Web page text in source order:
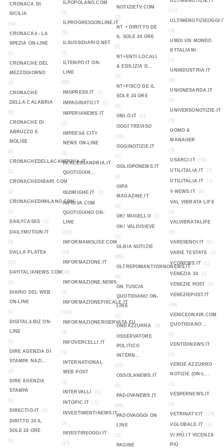
CRONACA DI
SICILIA
(14)
CRONACA4 - LA
SPEZIA ON-LINE
(1)
CRONACHE DEL
MEZZOGIORNO
(2)
CRONACHE
DELLA CALABRIA
(5)
CRONACHE DI
ABRUZZO E
MOLISE
(4)
CRONACHEDELLACAMPANIA.IT
(1)
CRONACHEDIBARI.COM
(2)
CRONACHEDIMILANO.COM
(1)
DAILYCASES
(1)
DAILYMOTION.IT
(3)
DALLA PLATEA
(10)
DAYITALIANEWS.COM
(1)
DIARIO DEL WEB
ON-LINE
(1)
DIGITAL4.BIZ ON-
LINE
(1)
DIRE AGENZIA DI
STAMPA NAZI...
(2)
DIRE AGENZIA
STAMPA
(1)
DIRECTIO.IT
(1)
DIRITTO 24 IL
SOLE 24 ORE
(1)
ILPOPOLANO.COM
(3)
ILPROGRESSONLINE.IT
(5)
ILSUSSIDIARIO.NET
(2)
ILTEMPO.IT ON-
LINE
(88)
IMGPRESS.IT
(1)
IMPAGINATO.IT (1)
IMPERIANEWS.IT
(1)
IMPRESA CITY
NEWS ON-LINE
(1)
IN.ALESSANDRIA.IT
QUOTIDIAN...
(1)
IN20RIGHE.IT
(2)
INFOIVA.COM
QUOTIDIANO ON-
LINE
(231)
INFORMAMOLISE.COM
(10)
INFORMAZIONE.IT
(24)
INFORMAZIONE.NEWS
(1)
INFORMAZIONEFISCALE.IT
(131)
INFORMAZIONERISERVATA.EU
(3)
INFOVERCELLI.IT
(1)
INTERNATIONAL
WEB POST
(1)
INTERVALLI
(1)
INTOPIC.IT (1)
INVESTIMENTINEWS.IT
(3)
INVESTIREOGGI.IT
(17)
NOTIZIETV.COM
(2)
NT + DIRITTO DE
IL SOLE 24 ORE
(2)
NT+ENTI LOCALI
& EDILIZIA D...
(3)
NT+FISCO DE IL
SOLE 24 ORE
(4)
OBLO.IT
(1)
OGGI TREVISO
(18)
OGGINOTIZIE.IT
(1)
OGLIOPONEWS.IT
(4)
OIPA
MAGAZINE.IT
(2)
OK! MUGELLO
(1)
OK! VALDISIEVE
(1)
OLBIA NOTIZIE
(88)
OLTREPOMANTOVANONEWS.IT
(8)
ON TUSCIA
QUOTIDIANO ON-
LINE
(1)
ONDAZZURRA
(3)
OSSERVATORE
POLITICO
INTERN...
(52)
OSSOLANEWS.IT
(5)
PADOVANEWS.IT
(68)
PADOVAOGGI ON
LINE
(1)
PAGINE
(11)
(3)
UMDI UN MONDO
D'ITALIANI
(7)
UNINDUSTRIA.IT
(8)
UNIONESARDA.IT
(4)
UNIVERSONOTIZIE.IT
(5)
UOMO &
MANAGER
(3)
USARCI.IT
(10)
UTILITALIA.IT (5)
UTILITALIA.IT (2)
V-NEWS.IT (4)
VAL VIBRATA LIFE
(2)
VALVIBRATALIFE
(0)
VARESENOI.IT
(0)
VARIE TESTATE (2)
VCONEWS.IT (1)
VENEZIA 24 (2)
VENEZIE POST (0)
VENEZIEPOST.IT
(19)
VENICEONAIR.COM
QUOTIDIANO ...
(2)
VENTIDINEWS.IT
(1)
VERDE AZZURRO
NOTIZIE (ON-L...
(1)
VESPERNEWS.IT
(1)
VETRINATV.IT
(29)
VGLOBALE.IT (3)
VI PIÙ.IT VICENZA
PIÙ